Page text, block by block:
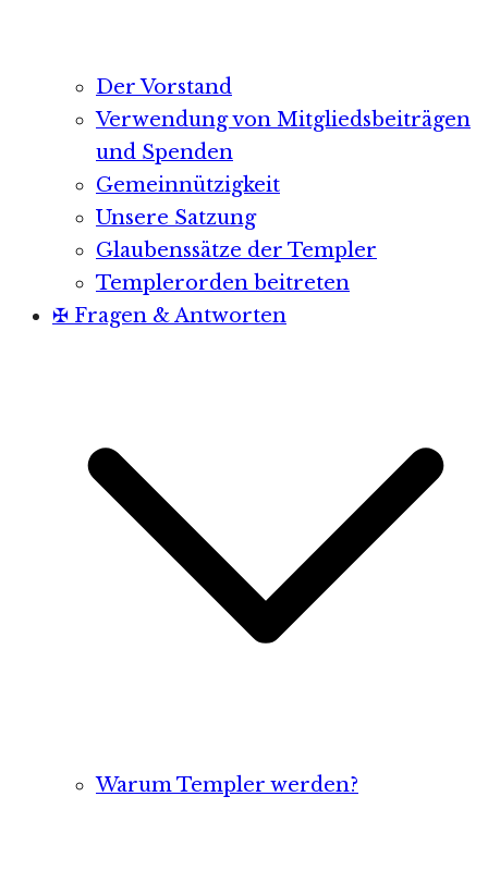
Der Vorstand
Verwendung von Mitgliedsbeiträgen
und Spenden
Gemeinnützigkeit
Unsere Satzung
Glaubenssätze der Templer
Templerorden beitreten
✠ Fragen & Antworten
Warum Templer werden?